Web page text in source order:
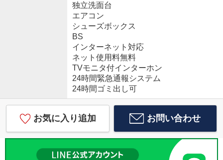
独立洗面台
エアコン
シューズボックス
BS
インターネット対応
ネット使用料無料
TVモニタ付インターホン
24時間緊急通報システム
24時間ゴミ出し可
お気に入り追加 お問い合わせ